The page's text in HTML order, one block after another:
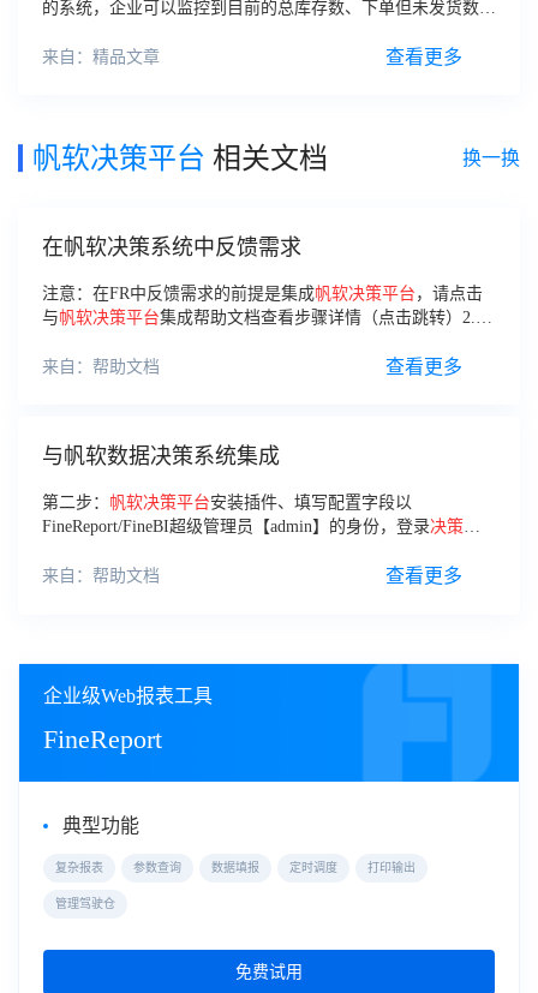
的系统，企业可以监控到目前的总库存数、下单但未发货数
先保障战略合作或相对重要的渠道的库存供给
来自：精品文章 查看更多
帆软决策平台 相关文档 换一换
在帆软决策系统中反馈需求
注意：在FR中反馈需求的前提是集成帆软决策平台 ，请点击
与帆软决策平台集成帮助文档查看步骤详情（点击跳转）2.报
点击反馈需求反馈的需求将自动关联该报表，可以针对该报表
来自：帮助文档 查看更多
与帆软数据决策系统集成
第二步： 帆软决策平台安装插件、填写配置字段以
FineReport/FineBI超级管理员【admin】的身份，登录决策平
览器中打开数知鸟
2.1 安装/更新插件「管理系统」>「插
来自：帮助文档 查看更多
企业级Web报表工具
FineReport
典型功能
复杂报表 参数查询 数据填报 定时调度 打印输出
管理驾驶仓
免费试用